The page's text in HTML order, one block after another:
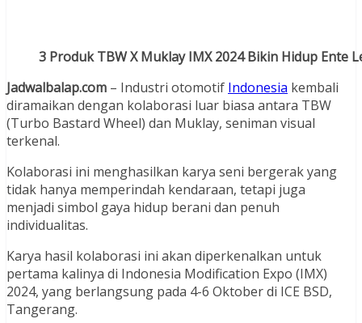
3 Produk TBW X Muklay IMX 2024 Bikin Hidup Ente
Jadwalbalap.com – Industri otomotif Indonesia kembali
diramaikan dengan kolaborasi luar biasa antara TBW
(Turbo Bastard Wheel) dan Muklay, seniman visual
terkenal.
Kolaborasi ini menghasilkan karya seni bergerak yang
tidak hanya memperindah kendaraan, tetapi juga
menjadi simbol gaya hidup berani dan penuh
individualitas.
Karya hasil kolaborasi ini akan diperkenalkan untuk
pertama kalinya di Indonesia Modification Expo (IMX)
2024, yang berlangsung pada 4-6 Oktober di ICE BSD,
Tangerang.